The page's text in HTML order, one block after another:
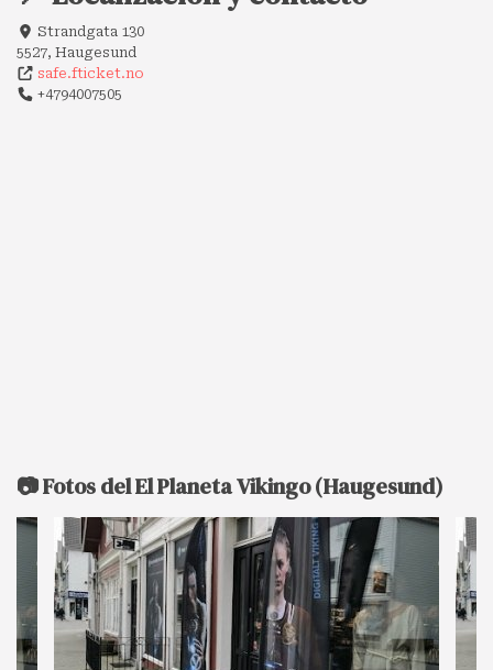
Strandgata 130
5527, Haugesund
safe.fticket.no
+4794007505
📷 Fotos del El Planeta Vikingo (Haugesund)